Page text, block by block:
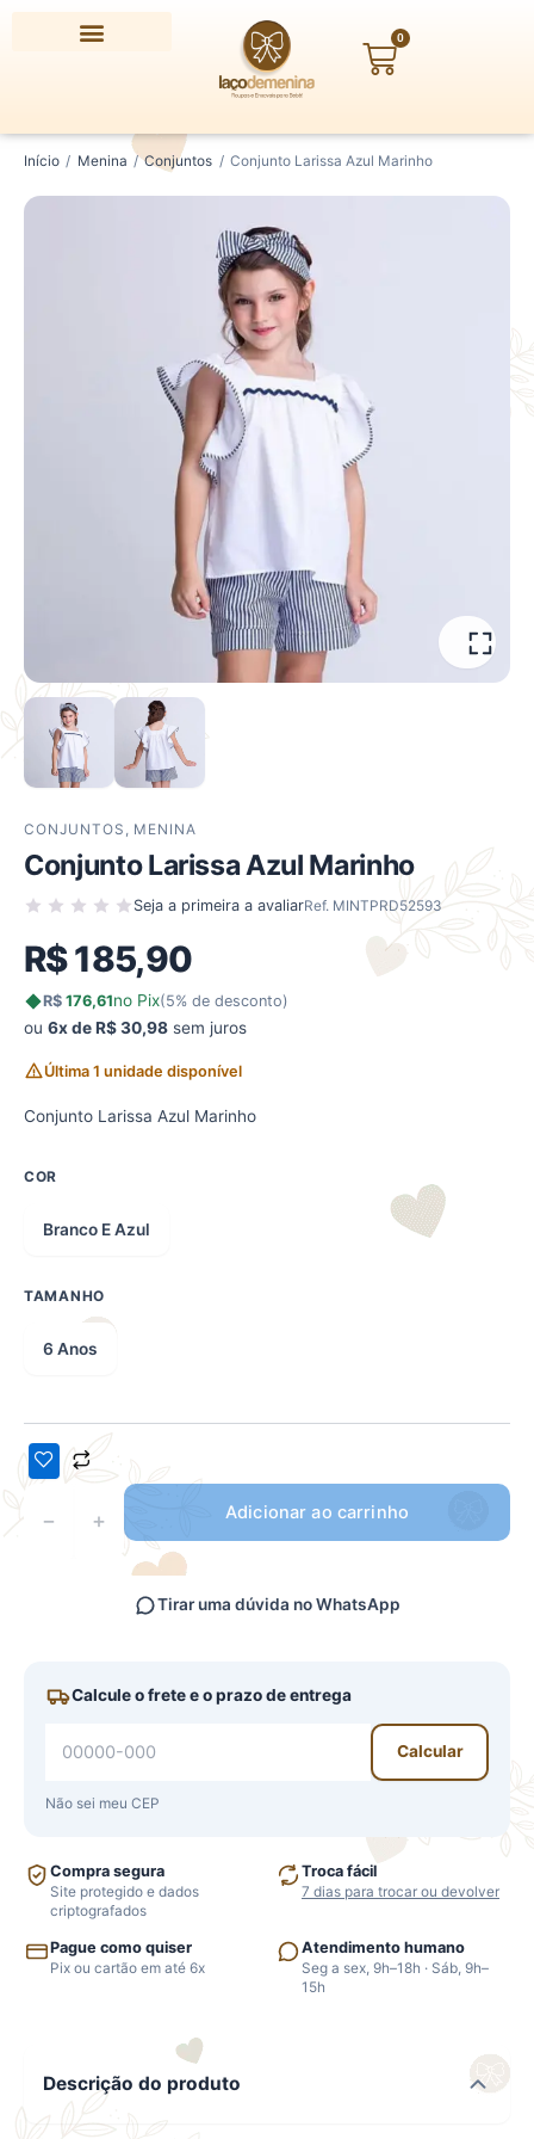
0
Carrinho
Início / Menina / Conjuntos / Conjunto Larissa Azul Marinho
CONJUNTOS , MENINA
Conjunto Larissa Azul Marinho
Seja a primeira a avaliarRef. MINTPRD52593
R$185,90
R$ 176,61no Pix(5% de desconto)
ou 6x de R$ 30,98 sem juros
Última 1 unidade disponível
Conjunto Larissa Azul Marinho
COR
Branco E Azul
TAMANHO
6 Anos
Conjunto
Larissa
Azul
− + Adicionar ao carrinho
Tirar uma dúvida no WhatsApp
Calcule o frete e o prazo de entrega
Digite
seu
CEP
Calcular
Não sei meu CEP
Compra segura
Site protegido e dados
criptografados
Troca fácil
7 dias para trocar ou devolver
Pague como quiser
Pix ou cartão em até 6x
Atendimento humano
Seg a sex, 9h–18h · Sáb, 9h–
15h
Descrição do produto